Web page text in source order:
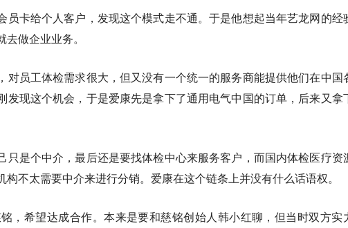
员卡给个人客户，发现这个模式走不通。于是他想起当年艺龙网的经
做企业业务。
对员工体检需求很大，但又没有一个统一的服务商能提供他们在中国
发现这个机会，于是爱康先是拿下了通用电气中国的订单，后来又拿
只是个中介，最后还是要找体检中心来服务客户，而国内体检医疗资
不太需要中介来进行分销。爱康在这个链条上并没有什么话语权。
，希望达成合作。本来是要和慈铭创始人韩小红聊，但当时双方实